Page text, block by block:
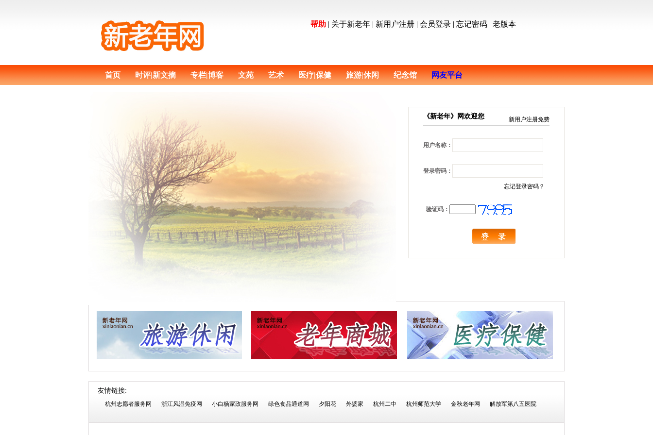
帮助 | 关于新老年 | 新用户注册 | 会员登录 | 忘记密码 | 老版本
首页 时评|新文摘 专栏|博客 文苑 艺术 医疗|保健 旅游|休闲 纪念馆 网友平台
《新老年》网欢迎您 新用户注册免费
用户名称：
登录密码：
忘记登录密码？
验证码：
友情链接:
杭州志愿者服务网 浙江风湿免疫网 小白杨家政服务网 绿色食品通道网 夕阳花 外婆家 杭州二中 杭州师范大学 金秋老年网 解放军第八五医院